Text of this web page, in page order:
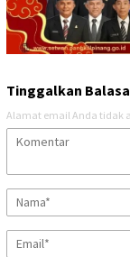
Tinggalkan
Alamat email Anda tidak